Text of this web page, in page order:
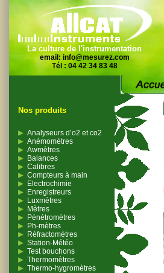
La culture de l'instrumentation
email: info@mesurez.com
Tél : 04 42 34 83 48
Nos produits
Analyseurs d’o2 et co2
Anémomètres
Awmètres
Balances
Calibres
Compteurs à main
Electrochimie
Enregistreurs
Luxmètres
Mètres
Pénétromètres
Ph-mètres
Réfractomètres
Station-Météo
Test bouchons
Thermomètres
Thermo-hygromètres